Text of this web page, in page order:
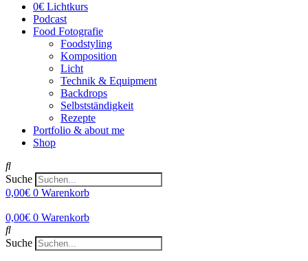
0€ Lichtkurs
Podcast
Food Fotografie
Foodstyling
Komposition
Licht
Technik & Equipment
Backdrops
Selbstständigkeit
Rezepte
Portfolio & about me
Shop
Suche
0,00€ 0 Warenkorb
0,00€ 0 Warenkorb
Suche